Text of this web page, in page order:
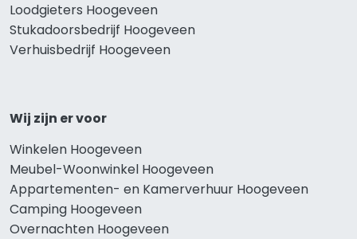
Loodgieters Hoogeveen
Stukadoorsbedrijf Hoogeveen
Verhuisbedrijf Hoogeveen
Wij zijn er voor
Winkelen Hoogeveen
Meubel-Woonwinkel Hoogeveen
Appartementen- en Kamerverhuur Hoogeveen
Camping Hoogeveen
Overnachten Hoogeveen